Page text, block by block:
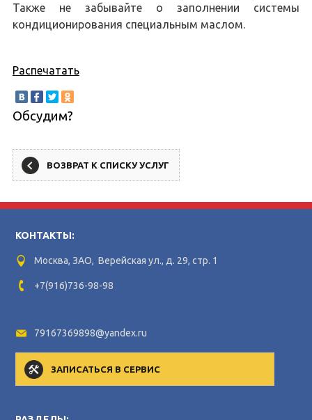
Также не забывайте о заполнении системы
кондиционирования специальным маслом.
Распечатать
Обсудим?
ВОЗВРАТ К СПИСКУ УСЛУГ
КОНТАКТЫ:
Москва, ЗАО, Верейская ул., д. 29, стр. 1
+7(916)736-98-98
79167369898@yandex.ru
ЗАПИСАТЬСЯ В СЕРВИС